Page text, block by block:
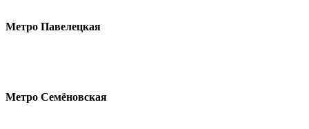
Метро Павелецкая
Метро Семёновская